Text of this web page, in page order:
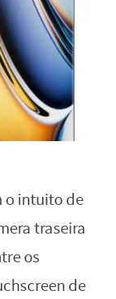
o intuito de
traseira
os
de